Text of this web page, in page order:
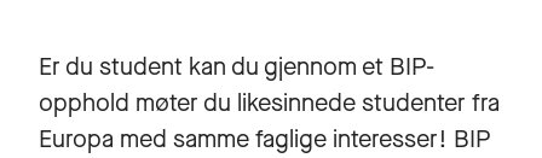
Er du student kan du gjennom et BIP-
opphold møter du likesinnede studenter fra
Europa med samme faglige interesser! BIP